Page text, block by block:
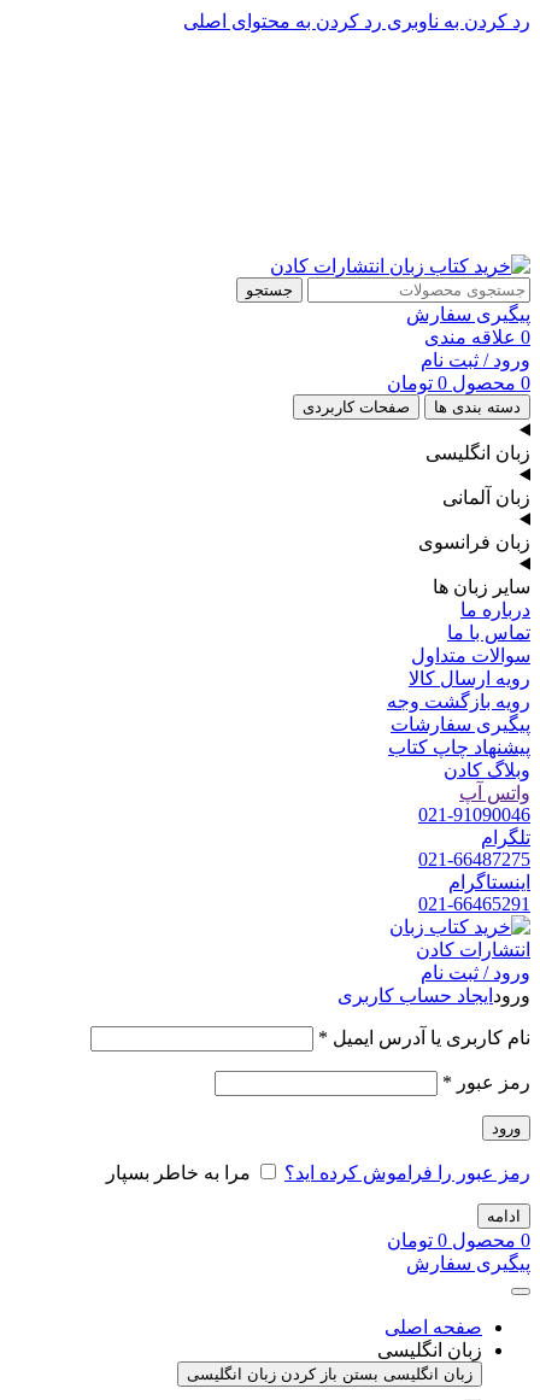
رد کردن به ناوبری رد کردن به محتوای اصلی
جستجو
پیگیری سفارش
0 علاقه مندی
ورود / ثبت نام
0 محصول 0 تومان
دسته بندی ها صفحات کاربردی
زبان انگلیسی
زبان آلمانی
زبان فرانسوی
سایر زبان ها
درباره ما
تماس با ما
سوالات متداول
رویه ارسال کالا
رویه بازگشت وجه
پیگیری سفارشات
پیشنهاد چاپ کتاب
وبلاگ کادن
واتس آپ
021-91090046
تلگرام
021-66487275
اینستاگرام
021-66465291
ورود / ثبت نام
ورود ایجاد حساب کاربری
نام کاربری یا آدرس ایمیل *
رمز عبور *
ورود
رمز عبور را فراموش کرده اید؟ مرا به خاطر بسپار
ادامه
0 محصول 0 تومان
پیگیری سفارش
صفحه اصلی
زبان انگلیسی
زبان انگلیسی بستن باز کردن زبان انگلیسی